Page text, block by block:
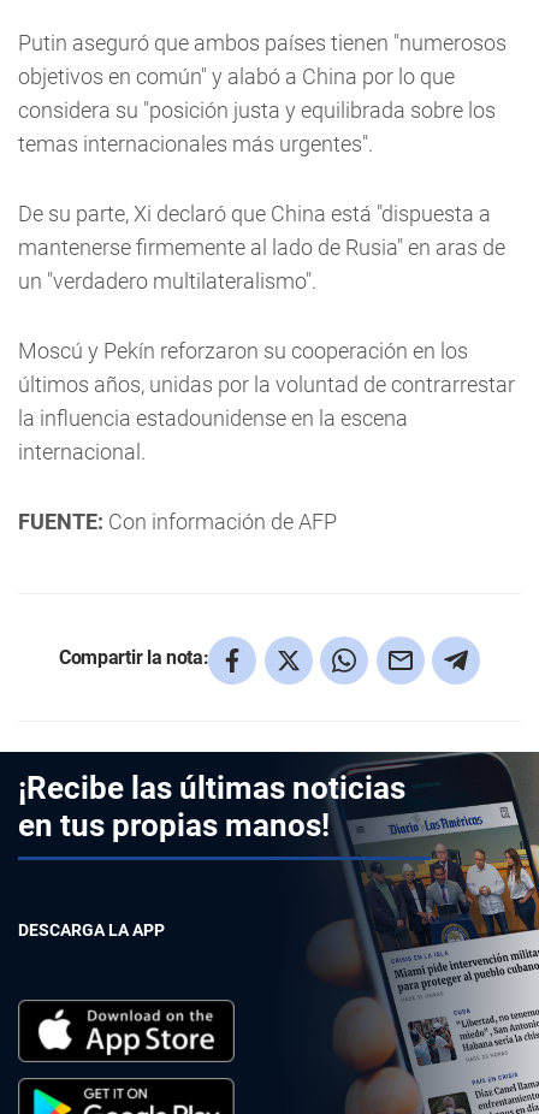
Putin aseguró que ambos países tienen "numerosos
objetivos en común" y alabó a China por lo que
considera su "posición justa y equilibrada sobre los
temas internacionales más urgentes".
De su parte, Xi declaró que China está "dispuesta a
mantenerse firmemente al lado de Rusia" en aras de
un "verdadero multilateralismo".
Moscú y Pekín reforzaron su cooperación en los
últimos años, unidas por la voluntad de contrarrestar
la influencia estadounidense en la escena
internacional.
FUENTE: Con información de AFP
Compartir la nota:
¡Recibe las últimas noticias
en tus propias manos!
DESCARGA LA APP